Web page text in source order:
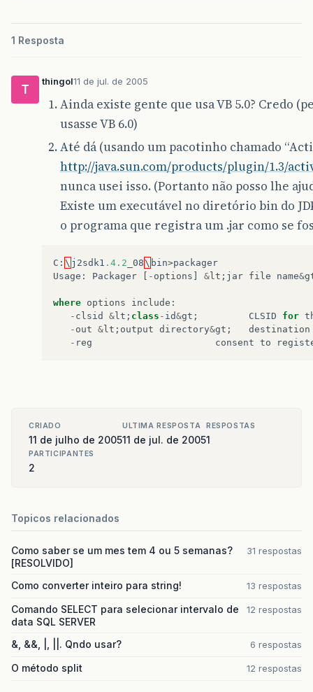
1 Resposta
T
thingol11 de jul. de 2005
Ainda existe gente que usa VB 5.0? Credo
usasse VB 6.0)
Até dá (usando um pacotinho chamado
http://java.sun.com/products/plugin/1.3/
nunca usei isso. (Portanto não posso lhe
Existe um executável no diretório bin do
o programa que registra um .jar como se
C : \ j2sdk1 .4.2 _08\ bin>packager
Usage : Packager - options & lt ; jar file name&
where options include :
- clsid & lt ; class - id&gt ; CLSID for
- out & lt ; output directory&gt ;
destination
- reg consent to
CRIADO
11 de julho de 2005
ULTIMA RESPOSTA
11 de jul. de 2005
RESPOSTAS
1
PARTICIPANTES
2
Topicos relacionados
Como saber se um mes tem 4 ou 5 semanas?
[RESOLVIDO]
31 respostas
Como converter inteiro para string! 13 respostas
Comando SELECT para selecionar intervalo de
data SQL SERVER
12 respostas
&, &&, |, ||. Qndo usar? 6 respostas
O método split 12 respostas